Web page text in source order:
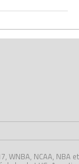
WNBA, NCAA, NBA et